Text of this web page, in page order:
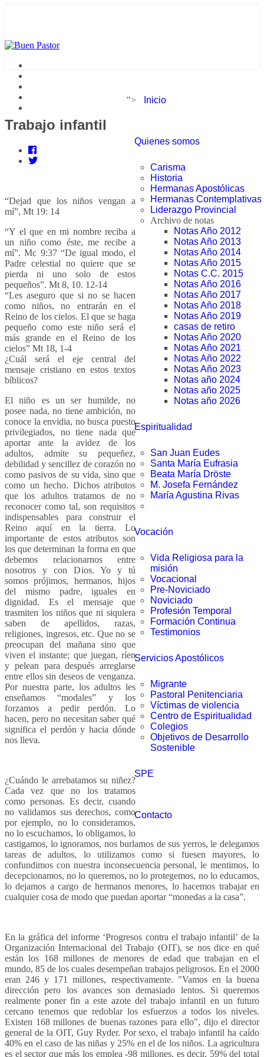
"> Inicio
Quienes somos
Carisma
Historia
Hermanas Apostólicas
Hermanas Contemplativas
Liderazgo Provincial
Archivo de notas
Notas Año 2012
Notas Año 2013
Notas Año 2014
Notas Año 2015
Notas C.C. 2015
Notas Año 2016
Notas Año 2017
Notas Año 2018
Notas Año 2019
casas de retiro
Notas Año 2020
Notas Año 2021
Notas Año 2022
Notas Año 2023
Notas año 2024
Notas año 2025
Notas año 2026
Espiritualidad
San Juan Eudes
Santa María Eufrasia
Beata María Dröste
M. Josefa Fernández
María Agustina Rivas
Vocación
Vida Religiosa para la
misión
Vocacional
Pre-Noviciado
Noviciado
Profesión Temporal
Formación Continua
Testimonios
Servicios Apostólicos
Migrante
Pastoral Penitenciaria
Víctimas de violencia
Centro de Espiritualidad
Colegios
Objetivos de Desarrollo
Sostenible
SPE
Contacto
Trabajo infantil
“Dejad que los niños vengan a
mí”, Mt 19: 14
“Y el que en mi nombre reciba a
un niño como éste, me recibe a
mí”. Mc 9:37 “De igual modo, el
Padre celestial no quiere que se
pierda ni uno solo de estos
pequeños”. Mt 8, 10. 12-14
“Les aseguro que si no se hacen
como niños, no entrarán en el
Reino de los cielos. El que se haga
pequeño como este niño será el
más grande en el Reino de los
cielos” Mt 18, 1-4
¿Cuál será el eje central del
mensaje cristiano en estos textos
bíblicos?
El niño es un ser humilde, no
posee nada, no tiene ambición, no
conoce la envidia, no busca puesto
privilegiados, no tiene nada que
aportar ante la avidez de los
adultos, admite su pequeñez,
debilidad y sencillez de corazón no
como pasivos de su vida, sino que
como un hecho. Dichos atributos
que los adultos tratamos de no
reconocer como tal, son requisitos
indispensables para construir el
Reino aquí en la tierra. Lo
importante de estos atributos son
los que determinan la forma en que
debemos relacionarnos entre
nosotros y con Dios. Yo y tú
somos prójimos, hermanos, hijos
del mismo padre, iguales en
dignidad. Es el mensaje que
trasmiten los niños que ni siquiera
saben de apellidos, razas,
religiones, ingresos, etc. Que no se
preocupan del mañana sino que
viven el instante; que juegan, ríen
y pelean para después arreglarse
entre ellos sin deseos de venganza.
Por nuestra parte, los adultos les
enseñamos “modales” y los
forzamos a pedir perdón. Lo
hacen, pero no necesitan saber qué
significa el perdón y hacia dónde
nos lleva.
¿Cuándo le arrebatamos su niñez?
Cada vez que no los tratamos
como personas. Es decir, cuando
no validamos sus derechos, como
por ejemplo, no lo consideramos,
no lo escuchamos, lo obligamos, lo
castigamos, lo ignoramos, nos burlamos de sus yerros, le delegamos
tareas de adultos, lo utilizamos como si fuesen mayores, lo
confundimos con nuestra inconsecuencia personal, le mentimos, lo
decepcionamos, no lo queremos, no lo protegemos, no lo educamos,
lo dejamos a cargo de hermanos menores, lo hacemos trabajar en
cualquier cosa de modo que puedan aportar “monedas a la casa”.
En la gráfica del informe ‘Progresos contra el trabajo infantil’ de la
Organización Internacional del Trabajo (OIT), se nos dice en qué
están los 168 millones de menores de edad que trabajan en el
mundo, 85 de los cuales desempeñan trabajos peligrosos. En el 2000
eran 246 y 171 millones, respectivamente. "Vamos en la buena
dirección pero los avances son demasiado lentos. Si queremos
realmente poner fin a este azote del trabajo infantil en un futuro
cercano tenemos que redoblar los esfuerzos a todos los niveles.
Existen 168 millones de buenas razones para ello", dijo el director
general de la OIT, Guy Ryder. Por sexo, el trabajo infantil ha caído
40% en el caso de las niñas y 25% en el de los niños. La agricultura
es el sector que más los emplea -98 millones, es decir, 59% del total